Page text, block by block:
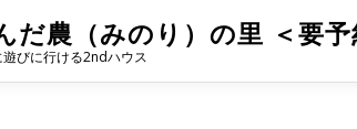
だ農（みのり）の里 ＜要予
びに行ける2ndハウス